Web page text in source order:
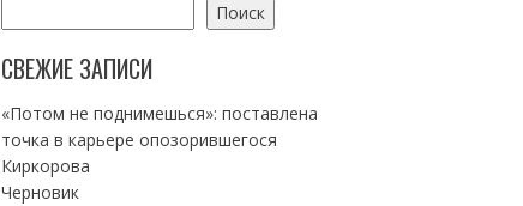
Поиск
СВЕЖИЕ ЗАПИСИ
«Потом не поднимешься»: поставлена
точка в карьере опозорившегося
Киркорова
Черновик